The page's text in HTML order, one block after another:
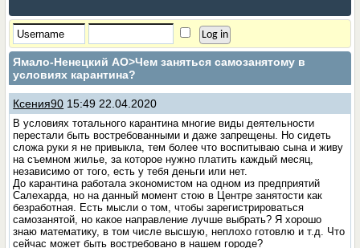
Ямало-Ненецкий АО>Чем заняться самозанятому в
условиях карантина?
Ксения90 15:49 22.04.2020
В условиях тотального карантина многие виды деятельности
перестали быть востребованными и даже запрещены. Но сидеть
сложа руки я не привыкла, тем более что воспитываю сына и живу
на съемном жилье, за которое нужно платить каждый месяц,
независимо от того, есть у тебя деньги или нет.
До карантина работала экономистом на одном из предприятий
Салехарда, но на данный момент стою в Центре занятости как
безработная. Есть мысли о том, чтобы зарегистрироваться
самозанятой, но какое направление лучше выбрать? Я хорошо
знаю математику, в том числе высшую, неплохо готовлю и т.д. Что
сейчас может быть востребовано в нашем городе?